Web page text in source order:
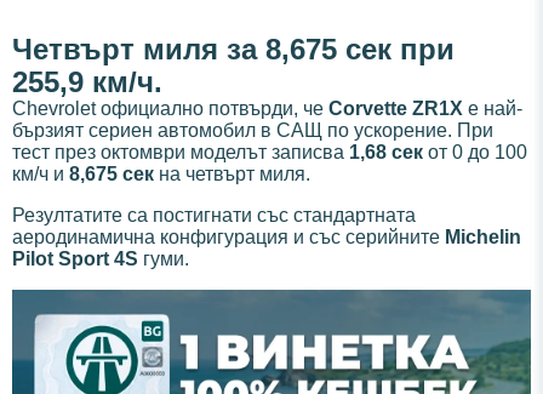
Четвърт миля за 8,675 сек при
255,9 км/ч.
Chevrolet официално потвърди, че Corvette ZR1X е най-
бързият сериен автомобил в САЩ по ускорение. При
тест през октомври моделът записва 1,68 сек от 0 до 100
км/ч и 8,675 сек на четвърт миля.
Резултатите са постигнати със стандартната
аеродинамична конфигурация и със серийните Michelin
Pilot Sport 4S гуми.